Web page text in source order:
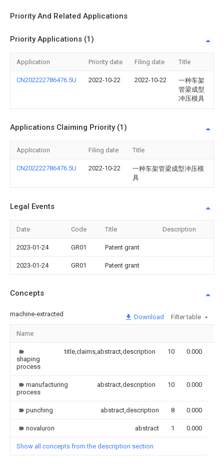
Priority And Related Applications
Priority Applications (1)
Application Priority date Filing date Title
CN202222786476.5U 2022-10-22 2022-10-22
一种车架
管梁成型
冲压模具
Applications Claiming Priority (1)
Application Filing date Title
CN202222786476.5U 2022-10-22
一种车架管梁成型冲压模
具
Legal Events
Date Code Title Description
2023-01-24 GR01 Patent grant
2023-01-24 GR01 Patent grant
Concepts
machine-extracted Download Filter table
Name
shaping
process
title,claims,abstract,description 10 0.000
manufacturing
process
abstract,description 10 0.000
punching abstract,description 8 0.000
novaluron abstract 1 0.000
Show all concepts from the description section